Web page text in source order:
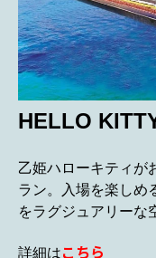
HELLO
乙姫ハローキティが
ラン。入場を楽しめ
をラグジュアリーな
詳細はこちら